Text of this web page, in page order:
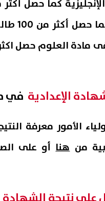
في
الإعدادية في
الأمور معرفة
منهناأو على